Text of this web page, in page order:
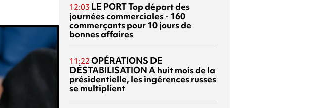
12:03 LE PORTTop départ des
journées commerciales - 160
commerçants pour 10 jours de
bonnes affaires
11:22 OPÉRATIONS DE
DÉSTABILISATIONA huit mois de la
présidentielle, les ingérences russes
se multiplient